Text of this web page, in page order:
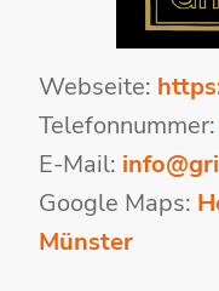
Webseite:
Telefonnummer:
E-Mail:
Google Maps:
Münster